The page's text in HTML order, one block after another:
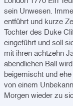
sein Unwesen.
entführt und kurze
Tochter des Duke
eingeführt und soll
mit ihren achtzehn
abendlichen Ball
beigemischt und
von einem
Morgen wieder zu